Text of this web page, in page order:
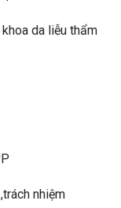
da liễu thẩm
nhiệm